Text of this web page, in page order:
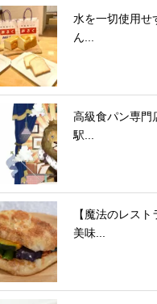
水を一切使用せ
ん...
高級食パン専門
駅...
【魔法のレス
美味...